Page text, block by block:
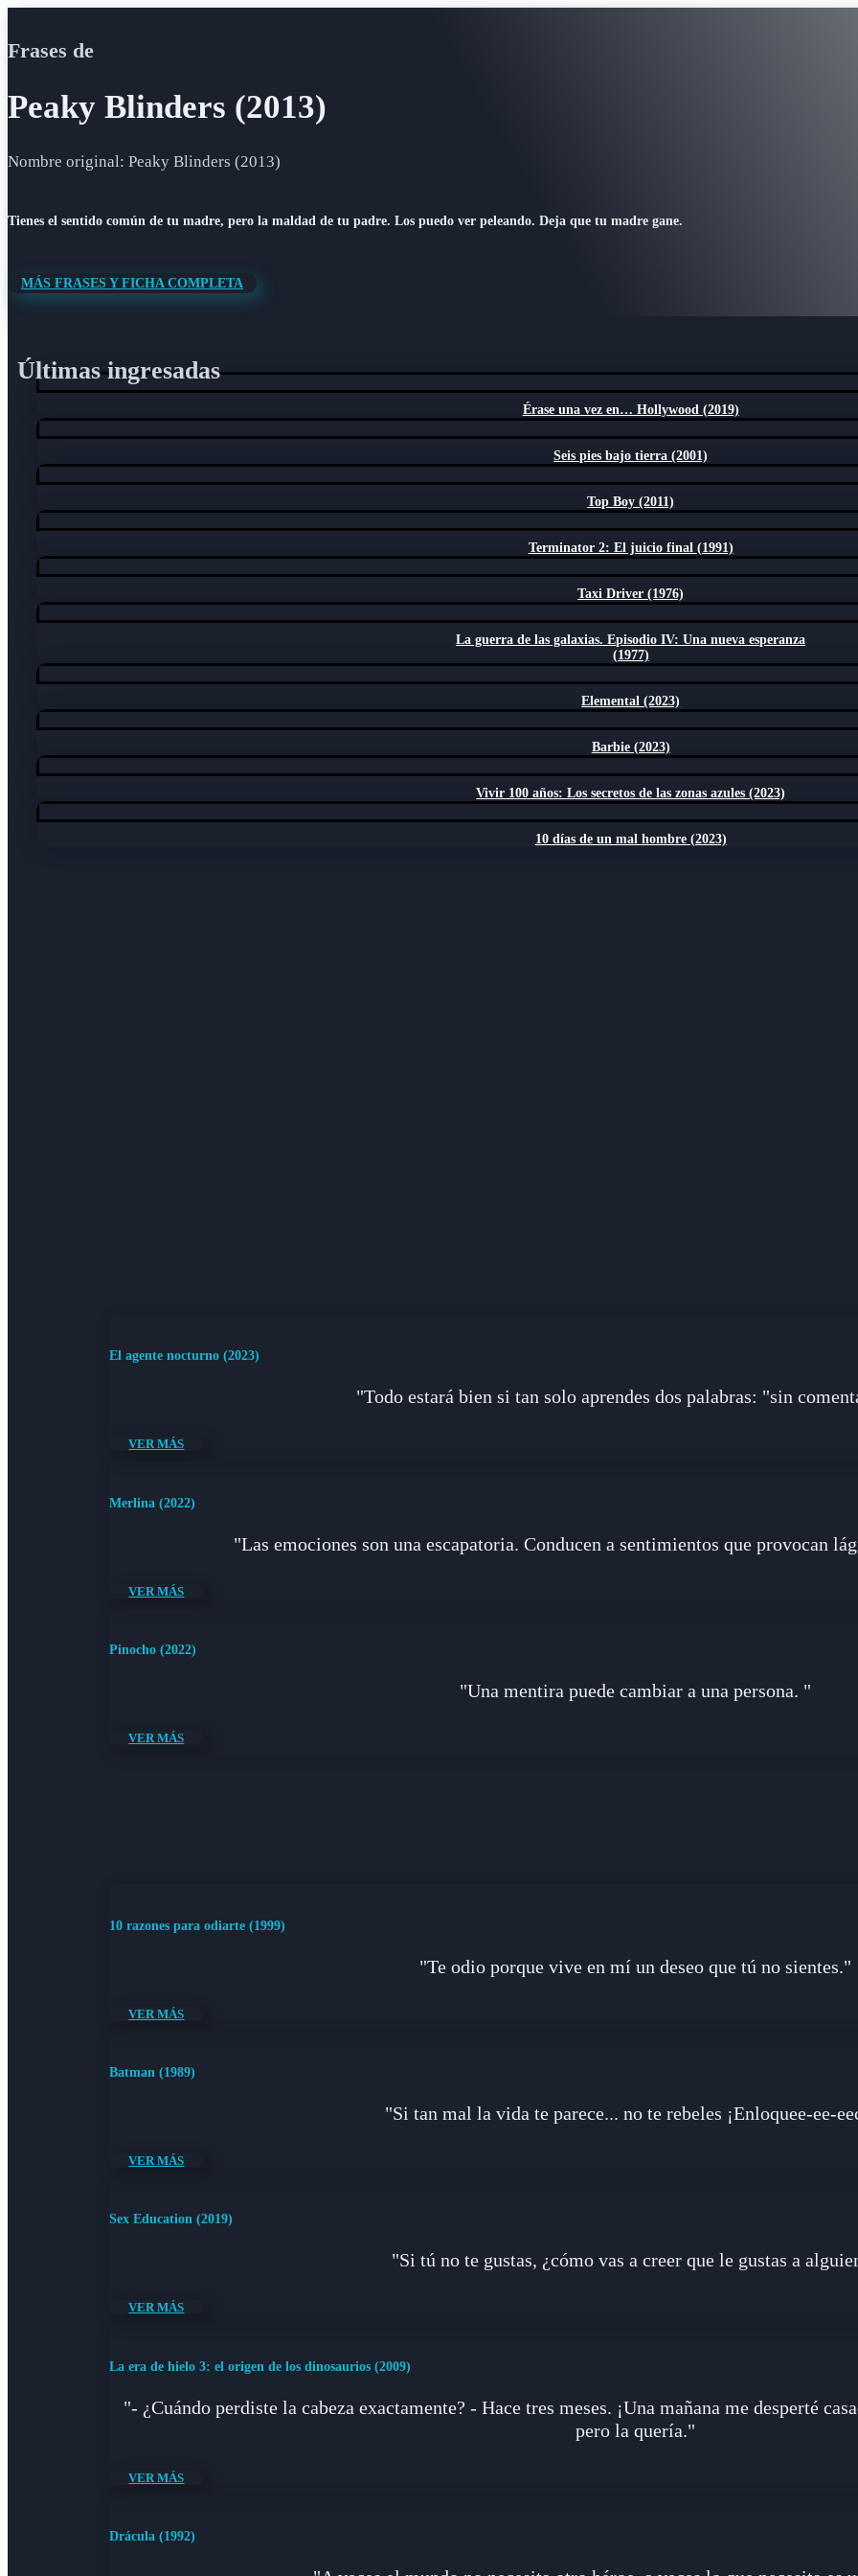
Frases de
Peaky Blinders (2013)
Nombre original: Peaky Blinders (2013)
Tienes el sentido común de tu madre, pero la maldad de tu padre. Los puedo ver peleando. Deja que tu madre gane.
MÁS FRASES Y FICHA COMPLETA
Últimas ingresadas
Érase una vez en… Hollywood (2019)
Seis pies bajo tierra (2001)
Top Boy (2011)
Terminator 2: El juicio final (1991)
Taxi Driver (1976)
La guerra de las galaxias. Episodio IV: Una nueva esperanza
(1977)
Elemental (2023)
Barbie (2023)
Vivir 100 años: Los secretos de las zonas azules (2023)
10 días de un mal hombre (2023)
El agente nocturno (2023)
"Todo estará bien si tan solo aprendes dos palabras: "sin
VER MÁS
Merlina (2022)
"Las emociones son una escapatoria. Conducen a sentimientos que provocan
VER MÁS
Pinocho (2022)
"Una mentira puede cambiar a una persona. "
VER MÁS
10 razones para odiarte (1999)
"Te odio porque vive en mí un deseo que tú no sientes."
VER MÁS
Batman (1989)
"Si tan mal la vida te parece... no te rebeles ¡Enloquee-ee-
VER MÁS
Sex Education (2019)
"Si tú no te gustas, ¿cómo vas a creer que le gustas a
VER MÁS
La era de hielo 3: el origen de los dinosaurios (2009)
"- ¿Cuándo perdiste la cabeza exactamente? - Hace tres meses. ¡Una mañana me desperté
pero la quería."
VER MÁS
Drácula (1992)